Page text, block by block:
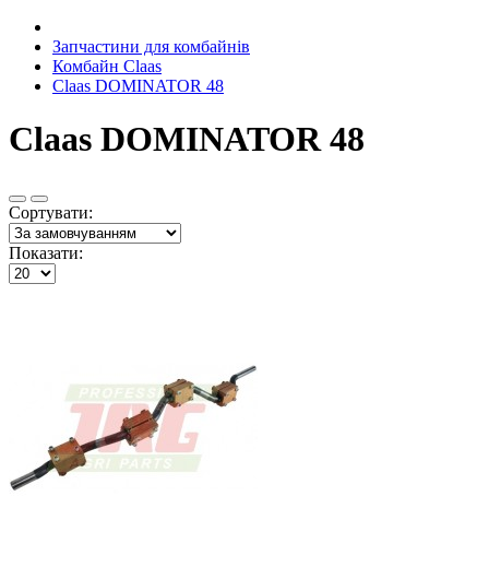
Запчастини для комбайнів
Комбайн Claas
Claas DOMINATOR 48
Claas DOMINATOR 48
Сортувати:
Показати: